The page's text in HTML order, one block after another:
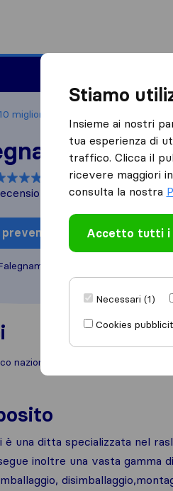
migliori aziende di traslochi in Italia
basato su 4
di Sirelo e Google
i
preventivo Scrivi
con altre
nazionale
è una ditta specializzata nel
inoltre una vasta
Stiamo
Insieme ai nostri
tua esperienza di
traffico. Clicca il
ricevere maggiori
consulta la nostra
Accetto tutti i
Necessari (1)
Cookies